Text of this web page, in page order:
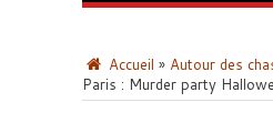
Accueil » Autour des
Paris : Murder party